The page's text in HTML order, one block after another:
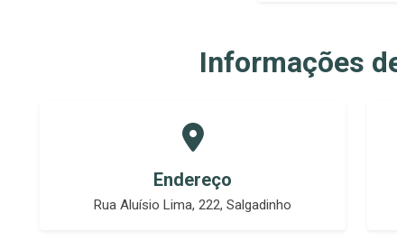
Informações
Endereço
Rua Aluísio Lima, 222, Salgadinho